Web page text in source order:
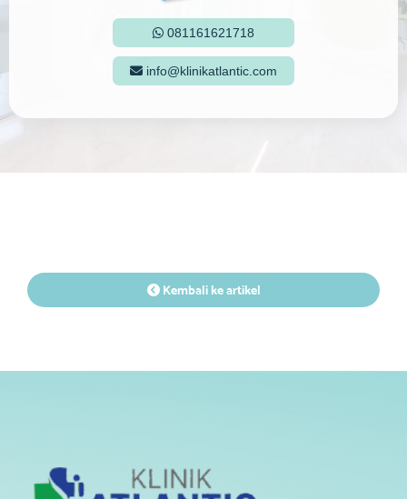
 081161621718
 info@klinikatlantic.com
Kembali ke artikel